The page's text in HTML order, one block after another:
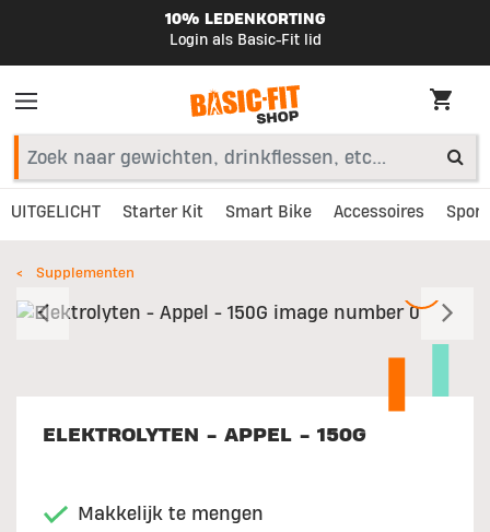
10% LEDENKORTING
Login als Basic-Fit lid
UITGELICHT Starter Kit Smart Bike Accessoires
Supplementen
Vorig
ELEKTROLYTEN - APPEL - 150G
Makkelijk te mengen